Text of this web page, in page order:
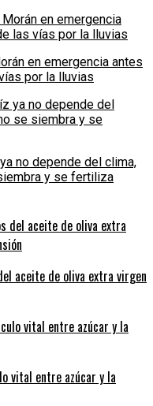
en emergencia antes
por la lluvias
no depende del clima,
y se fertiliza
aceite de oliva extra virgen
vital entre azúcar y la